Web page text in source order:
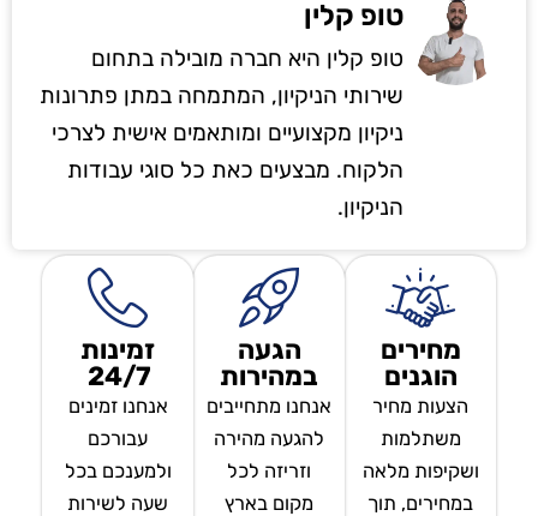
טופ קלין
טופ קלין היא חברה מובילה בתחום
שירותי הניקיון, המתמחה במתן פתרונות
ניקיון מקצועיים ומותאמים אישית לצרכי
הלקוח. מבצעים כאת כל סוגי עבודות
הניקיון.
מחירים
הוגנים
הצעות מחיר
משתלמות
ושקיפות מלאה
במחירים, תוך
הגעה
במהירות
אנחנו מתחייבים
להגעה מהירה
וזריזה לכל
מקום בארץ
זמינות
24/7
אנחנו זמינים
עבורכם
ולמענכם בכל
שעה לשירות